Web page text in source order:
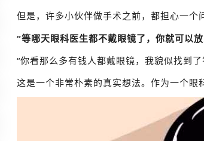
但是，许多小伙伴做手术之前，都担心一
“等哪天眼科医生都不戴眼镜了，你就可以
“你看那么多有钱人都戴眼镜，我貌似找到了
这是一个非常朴素的真实想法。作为一个眼